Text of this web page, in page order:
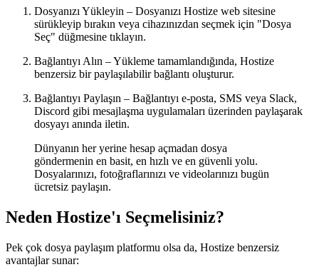
Dosyanızı Yükleyin – Dosyanızı Hostize web sitesine
sürükleyip bırakın veya cihazınızdan seçmek için "Dosya
Seç" düğmesine tıklayın.
Bağlantıyı Alın – Yükleme tamamlandığında, Hostize
benzersiz bir paylaşılabilir bağlantı oluşturur.
Bağlantıyı Paylaşın – Bağlantıyı e-posta, SMS veya Slack,
Discord gibi mesajlaşma uygulamaları üzerinden paylaşarak
dosyayı anında iletin.
Dünyanın her yerine hesap açmadan dosya
göndermenin en basit, en hızlı ve en güvenli yolu.
Dosyalarınızı, fotoğraflarınızı ve videolarınızı bugün
ücretsiz paylaşın.
Neden Hostize'ı Seçmelisiniz?
Pek çok dosya paylaşım platformu olsa da, Hostize benzersiz
avantajlar sunar: